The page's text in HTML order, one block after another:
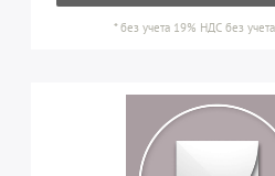
*без учета 19% НДС без учета